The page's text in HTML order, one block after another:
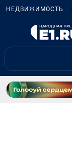
НЕДВИЖИМОСТЬ